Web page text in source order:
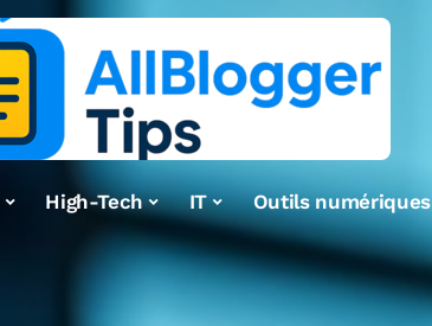
High-Tech IT Outils numériques